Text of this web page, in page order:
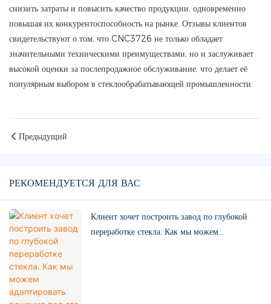
снизить затраты и повысить качество продукции, одновременно
повышая их конкурентоспособность на рынке. Отзывы клиентов
свидетельствуют о том, что CNC3726 не только обладает
значительными техническими преимуществами, но и заслуживает
высокой оценки за послепродажное обслуживание, что делает её
популярным выбором в стеклообрабатывающей промышленности.
Предыдущий
РЕКОМЕНДУЕТСЯ ДЛЯ ВАС
Клиент хочет построить завод по глубокой
переработке стекла. Как мы можем